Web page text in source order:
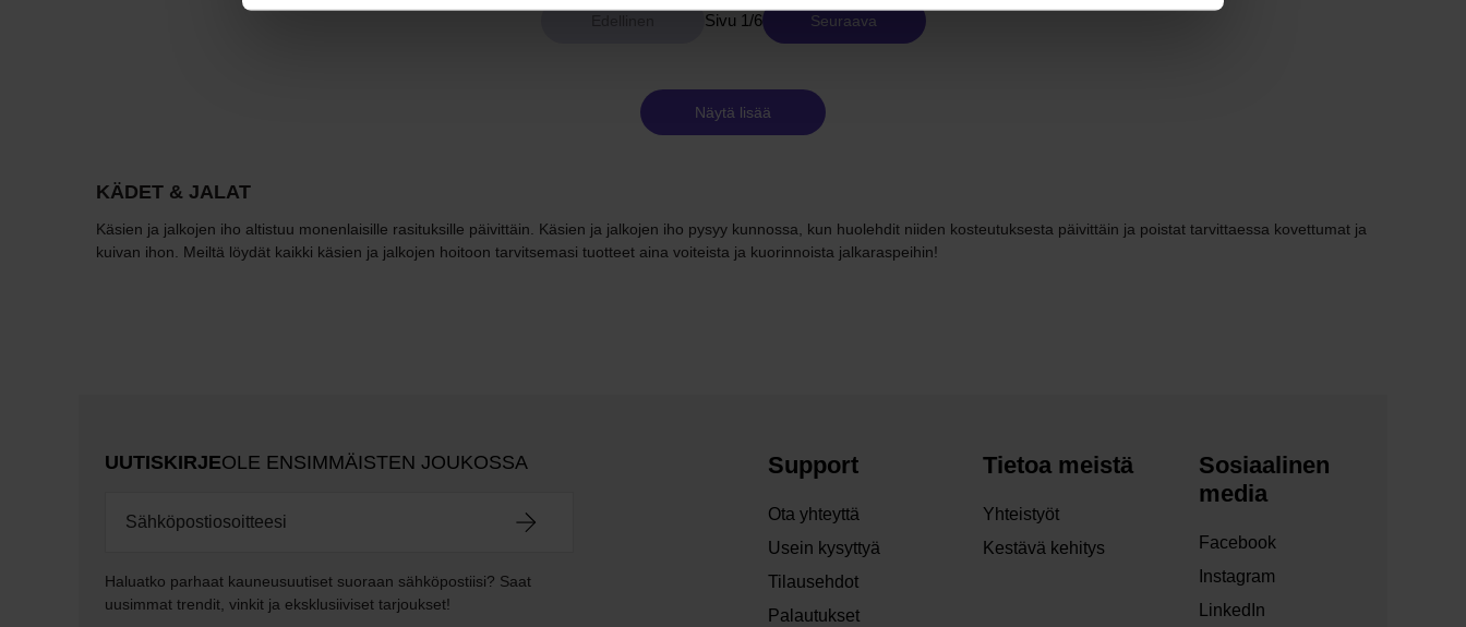
Sivu 1/6 Seuraava
Näytä lisää
KÄDET & JALAT
Käsien ja jalkojen iho altistuu monenlaisille rasituksille päivittäin. Käsien ja jalkojen iho pysyy kunnossa, kun huolehdit niiden kosteutuksesta päivittäin ja poistat tarvittaessa kovettumat ja
kuivan ihon. Meiltä löydät kaikki käsien ja jalkojen hoitoon tarvitsemasi tuotteet aina voiteista ja kuorinnoista jalkaraspeihin!
UUTISKIRJEOLE ENSIMMÄISTEN JOUKOSSA
Haluatko parhaat kauneusuutiset suoraan sähköpostiisi? Saat
uusimmat trendit, vinkit ja eksklusiiviset tarjoukset!
Support
Ota yhteyttä
Usein kysyttyä
Tilausehdot
Palautukset
Tietoa meistä
Yhteistyöt
Kestävä kehitys
Sosiaalinen
media
Facebook
Instagram
LinkedIn